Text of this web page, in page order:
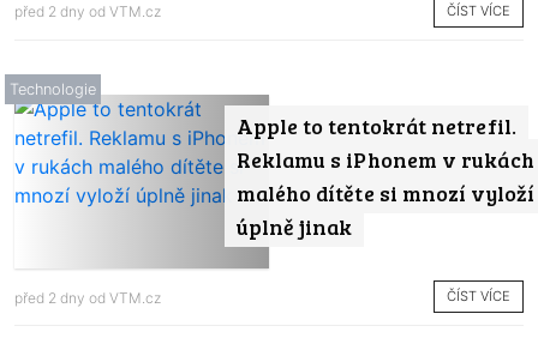
před 2 dny od VTM.cz ČÍST VÍCE
Apple to tentokrát netrefil.
Reklamu s iPhonem v rukách
malého dítěte si mnozí vyloží
úplně jinak
Technologie
před 2 dny od VTM.cz ČÍST VÍCE